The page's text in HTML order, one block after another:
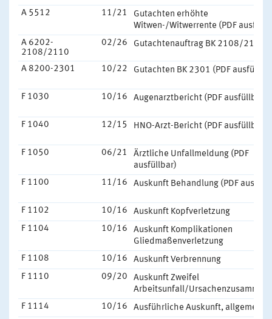
A 5512 11/21
Gutachten erhöhte
Witwen-/Witwerrente (PDF
A 6202-
2108/2110
02/26 Gutachtenauftrag BK 2108/2110
A 8200-2301 10/22 Gutachten BK 2301 (PDF
F 1030 10/16 Augenarztbericht (PDF ausfüllbar)
F 1040 12/15 HNO-Arzt-Bericht (PDF ausfüllbar)
F 1050 06/21
Ärztliche Unfallmeldung (PDF
ausfüllbar)
F 1100
11/16 Auskunft Behandlung (PDF
F 1102 10/16
Auskunft Kopfverletzung
F 1104
10/16
Auskunft Komplikationen
Gliedmaßenverletzung
F 1108
10/16
Auskunft Verbrennung
F 1110
09/20
Auskunft Zweifel
Arbeitsunfall/
F 1114
10/16
Ausführliche Auskunft, allgemein